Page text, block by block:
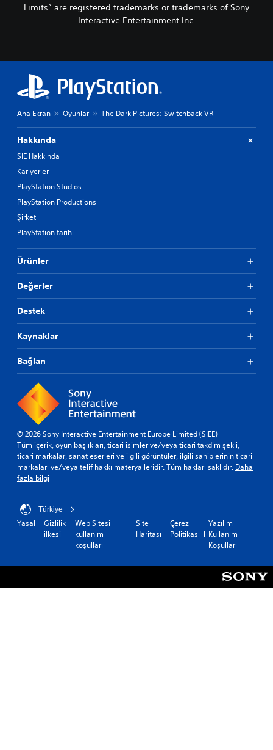
Limits” are registered trademarks or trademarks of Sony
Interactive Entertainment Inc.
Ana Ekran Oyunlar The Dark Pictures: Switchback VR
Hakkında
SIE Hakkında
Kariyerler
PlayStation Studios
PlayStation Productions
Şirket
PlayStation tarihi
Ürünler
Değerler
Destek
Kaynaklar
Bağlan
© 2026 Sony Interactive Entertainment Europe Limited (SIEE)
Tüm içerik, oyun başlıkları, ticari isimler ve/veya ticari takdim şekli,
ticari markalar, sanat eserleri ve ilgili görüntüler, ilgili sahiplerinin ticari
markaları ve/veya telif hakkı materyalleridir. Tüm hakları saklıdır. Daha
fazla bilgi
Türkiye
Yasal
Gizlilik
ilkesi
Web Sitesi
kullanım
koşulları
Site
Haritası
Çerez
Politikası
Yazılım
Kullanım
Koşulları